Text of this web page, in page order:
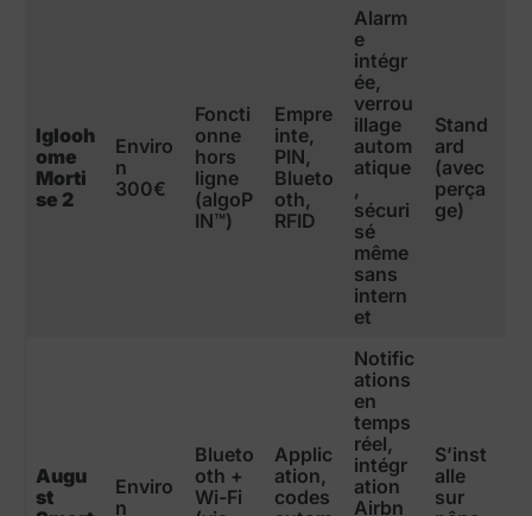
Iglooh
ome
Morti
se 2
Enviro
n
300€
Foncti
onne
hors
ligne
(algoP
IN™)
Empre
inte,
PIN,
Blueto
oth,
RFID
Alarm
e
intégr
ée,
verrou
illage
autom
atique
,
sécuri
sé
même
sans
intern
et
Stand
ard
(avec
perça
ge)
Augu
st
Enviro
n
Blueto
oth +
Wi-Fi
Applic
ation,
codes
Notific
ations
en
temps
réel,
intégr
ation
Airbn
S’inst
alle
sur